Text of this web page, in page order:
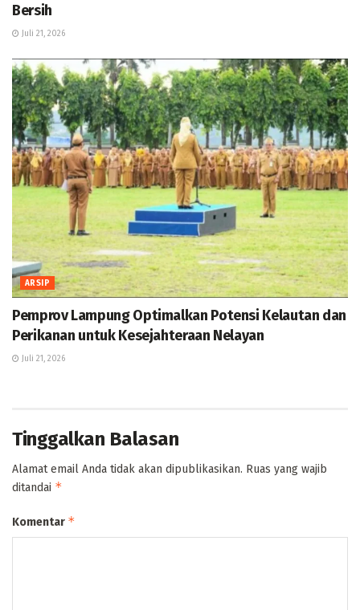
Bersih
Juli 21, 2026
ARSIP
Pemprov Lampung Optimalkan Potensi Kelautan dan
Perikanan untuk Kesejahteraan Nelayan
Juli 21, 2026
Tinggalkan Balasan
Alamat email Anda tidak akan dipublikasikan. Ruas yang wajib
ditandai *
Komentar *